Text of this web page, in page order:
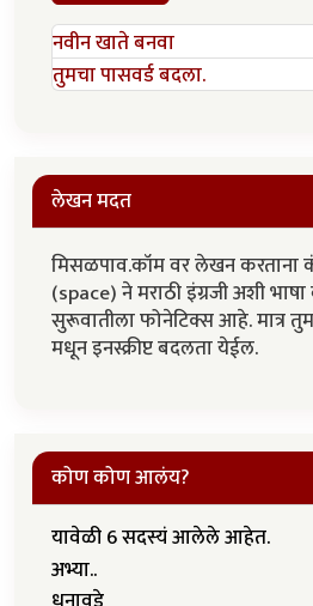
नवीन खाते बनवा
तुमचा पासवर्ड बदला.
लेखन मदत
मिसळपाव.कॉम वर लेखन करताना
(space) ने मराठी इंग्रजी अशी
सुरूवातीला फोनेटिक्स आहे. मात्र
मधून इनस्क्रीप्ट बदलता येईल.
कोण कोण आलंय?
यावेळी 6 सदस्यं आलेले आहेत.
अभ्या..